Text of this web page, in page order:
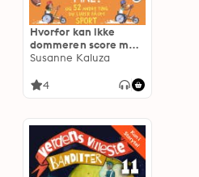
Hvorfor kan ikke
dommeren score mål?
- og 52 andre ting du
Susanne Kaluza
4